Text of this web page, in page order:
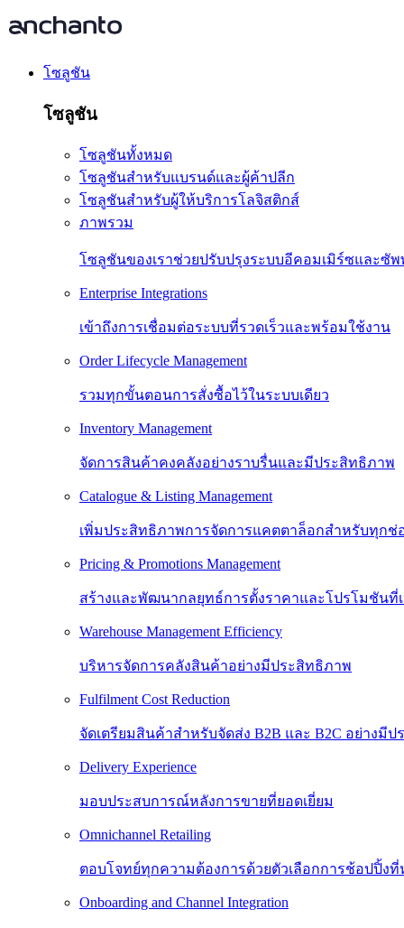
โซลูชัน
โซลูชัน
โซลูชันทั้งหมด
โซลูชันสำหรับแบรนด์และผู้ค้าปลีก
โซลูชันสำหรับผู้ให้บริการโลจิสติกส์
ภาพรวม
โซลูชันของเราช่วยปรับปรุงระบบอีคอมเมิร์ซและ
Enterprise Integrations
เข้าถึงการเชื่อมต่อระบบที่รวดเร็วและพร้อมใช้งาน
Order Lifecycle Management
รวมทุกขั้นตอนการสั่งซื้อไว้ในระบบเดียว
Inventory Management
จัดการสินค้าคงคลังอย่างราบรื่นและมีประสิทธิภาพ
Catalogue & Listing Management
เพิ่มประสิทธิภาพการจัดการแคตตาล็อกสำหรับทุกช่
Pricing & Promotions Management
สร้างและพัฒนากลยุทธ์การตั้งราคาและโปรโมชันที่
Warehouse Management Efficiency
บริหารจัดการคลังสินค้าอย่างมีประสิทธิภาพ
Fulfilment Cost Reduction
จัดเตรียมสินค้าสำหรับจัดส่ง B2B และ B2C อย่างมี
Delivery Experience
มอบประสบการณ์หลังการขายที่ยอดเยี่ยม
Omnichannel Retailing
ตอบโจทย์ทุกความต้องการด้วยตัวเลือกการช้อปปิ้ง
Onboarding and Channel Integration